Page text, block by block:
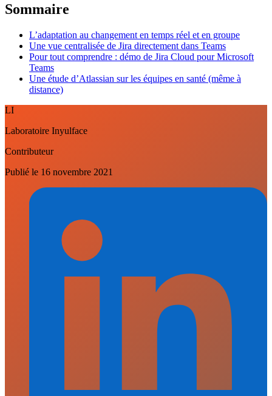
Sommaire
L’adaptation au changement en temps réel et en groupe
Une vue centralisée de Jira directement dans Teams
Pour tout comprendre : démo de Jira Cloud pour Microsoft
Teams
Une étude d’Atlassian sur les équipes en santé (même à
distance)
LI
Laboratoire Inyulface
Contributeur
Publié le 16 novembre 2021